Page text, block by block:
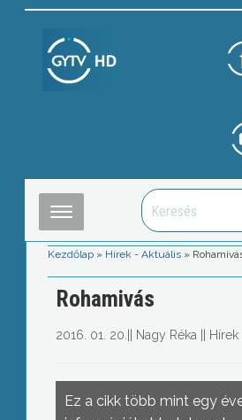
Kezdőlap » Hírek - Aktuális »
Rohamivás
2016. 01. 20. Nagy Réka
Ez a cikk több mint egy